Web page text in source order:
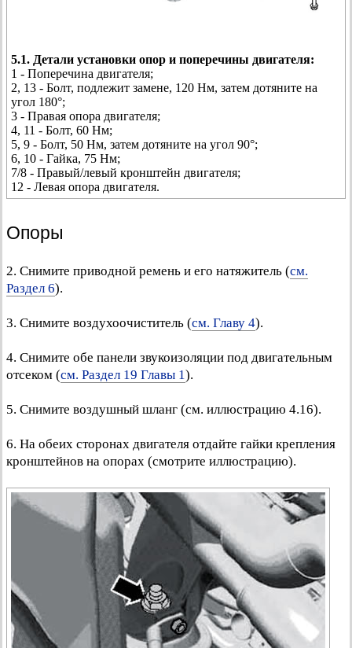
5.1. Детали установки опор и поперечины двигателя:
1 - Поперечина двигателя;
2, 13 - Болт, подлежит замене, 120 Нм, затем дотяните на
угол 180°;
3 - Правая опора двигателя;
4, 11 - Болт, 60 Нм;
5, 9 - Болт, 50 Нм, затем дотяните на угол 90°;
6, 10 - Гайка, 75 Нм;
7/8 - Правый/левый кронштейн двигателя;
12 - Левая опора двигателя.
Опоры
2. Снимите приводной ремень и его натяжитель (см.
Раздел 6).
3. Снимите воздухоочиститель (см. Главу 4).
4. Снимите обе панели звукоизоляции под двигательным
отсеком (см. Раздел 19 Главы 1).
5. Снимите воздушный шланг (см. иллюстрацию 4.16).
6. На обеих сторонах двигателя отдайте гайки крепления
кронштейнов на опорах (смотрите иллюстрацию).